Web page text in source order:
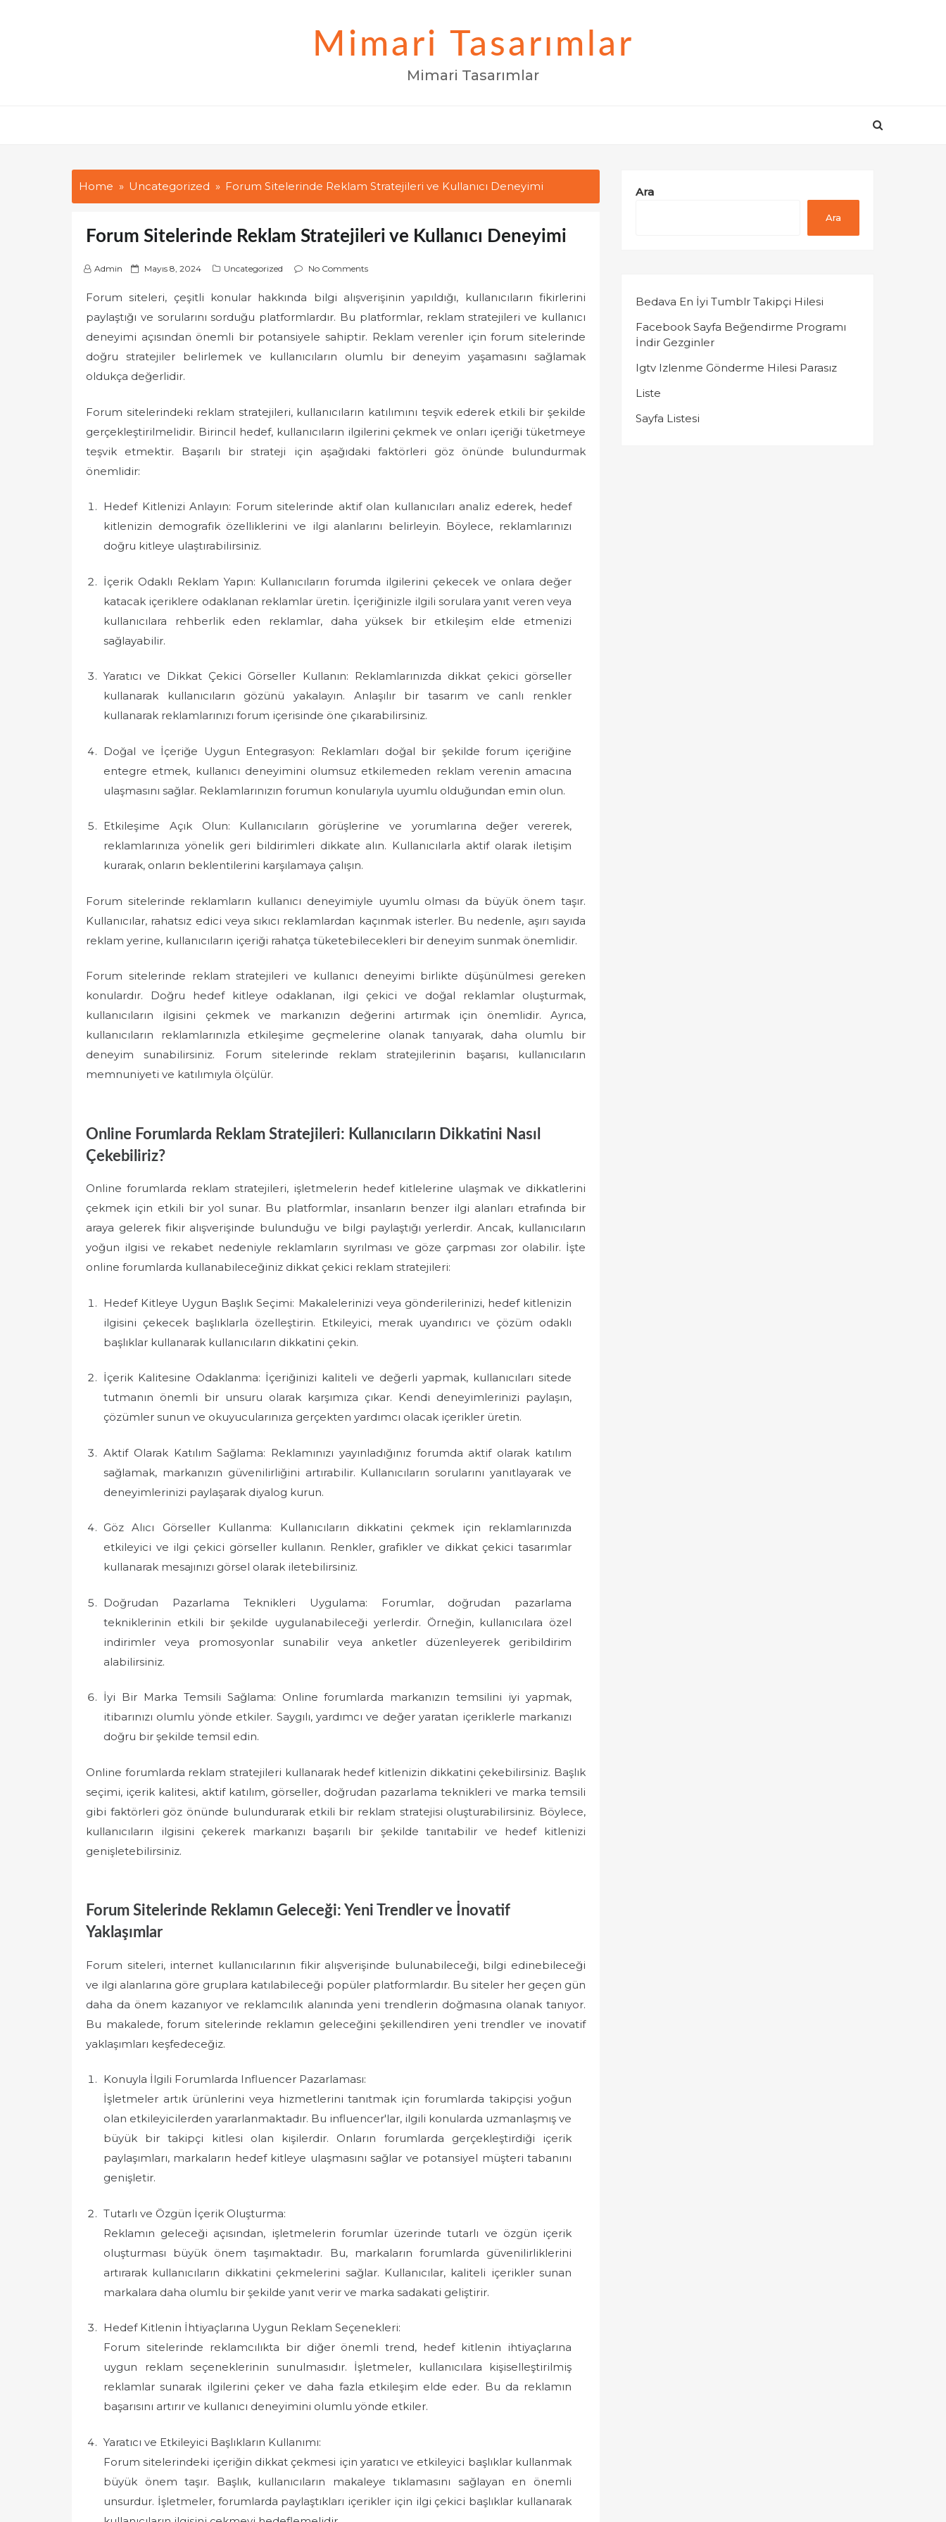
Mimari Tasarımlar
Mimari Tasarımlar
Home Uncategorized Forum Sitelerinde Reklam Stratejileri ve Kullanıcı Deneyimi
Forum Sitelerinde Reklam Stratejileri ve Kullanıcı Deneyimi
Admin
P
s
t
o
n
Mayıs 8, 2024 Uncategorized No Comments
Forum siteleri, çeşitli konular hakkında bilgi alışverişinin yapıldığı, kullanıcıların fikirlerini
paylaştığı ve sorularını sorduğu platformlardır. Bu platformlar, reklam stratejileri ve kullanıcı
deneyimi açısından önemli bir potansiyele sahiptir. Reklam verenler için forum sitelerinde
doğru stratejiler belirlemek ve kullanıcıların olumlu bir deneyim yaşamasını sağlamak
oldukça değerlidir.
Forum sitelerindeki reklam stratejileri, kullanıcıların katılımını teşvik ederek etkili bir şekilde
gerçekleştirilmelidir. Birincil hedef, kullanıcıların ilgilerini çekmek ve onları içeriği tüketmeye
teşvik etmektir. Başarılı bir strateji için aşağıdaki faktörleri göz önünde bulundurmak
önemlidir:
Hedef Kitlenizi Anlayın: Forum sitelerinde aktif olan kullanıcıları analiz ederek, hedef
kitlenizin demografik özelliklerini ve ilgi alanlarını belirleyin. Böylece, reklamlarınızı
doğru kitleye ulaştırabilirsiniz.
İçerik Odaklı Reklam Yapın: Kullanıcıların forumda ilgilerini çekecek ve onlara değer
katacak içeriklere odaklanan reklamlar üretin. İçeriğinizle ilgili sorulara yanıt veren veya
kullanıcılara rehberlik eden reklamlar, daha yüksek bir etkileşim elde etmenizi
sağlayabilir.
Yaratıcı ve Dikkat Çekici Görseller Kullanın: Reklamlarınızda dikkat çekici görseller
kullanarak kullanıcıların gözünü yakalayın. Anlaşılır bir tasarım ve canlı renkler
kullanarak reklamlarınızı forum içerisinde öne çıkarabilirsiniz.
Doğal ve İçeriğe Uygun Entegrasyon: Reklamları doğal bir şekilde forum içeriğine
entegre etmek, kullanıcı deneyimini olumsuz etkilemeden reklam verenin amacına
ulaşmasını sağlar. Reklamlarınızın forumun konularıyla uyumlu olduğundan emin olun.
Etkileşime Açık Olun: Kullanıcıların görüşlerine ve yorumlarına değer vererek,
reklamlarınıza yönelik geri bildirimleri dikkate alın. Kullanıcılarla aktif olarak iletişim
kurarak, onların beklentilerini karşılamaya çalışın.
Forum sitelerinde reklamların kullanıcı deneyimiyle uyumlu olması da büyük önem taşır.
Kullanıcılar, rahatsız edici veya sıkıcı reklamlardan kaçınmak isterler. Bu nedenle, aşırı sayıda
reklam yerine, kullanıcıların içeriği rahatça tüketebilecekleri bir deneyim sunmak önemlidir.
Forum sitelerinde reklam stratejileri ve kullanıcı deneyimi birlikte düşünülmesi gereken
konulardır. Doğru hedef kitleye odaklanan, ilgi çekici ve doğal reklamlar oluşturmak,
kullanıcıların ilgisini çekmek ve markanızın değerini artırmak için önemlidir. Ayrıca,
kullanıcıların reklamlarınızla etkileşime geçmelerine olanak tanıyarak, daha olumlu bir
deneyim sunabilirsiniz. Forum sitelerinde reklam stratejilerinin başarısı, kullanıcıların
memnuniyeti ve katılımıyla ölçülür.
Online Forumlarda Reklam Stratejileri: Kullanıcıların Dikkatini Nasıl
Çekebiliriz?
Online forumlarda reklam stratejileri, işletmelerin hedef kitlelerine ulaşmak ve dikkatlerini
çekmek için etkili bir yol sunar. Bu platformlar, insanların benzer ilgi alanları etrafında bir
araya gelerek fikir alışverişinde bulunduğu ve bilgi paylaştığı yerlerdir. Ancak, kullanıcıların
yoğun ilgisi ve rekabet nedeniyle reklamların sıyrılması ve göze çarpması zor olabilir. İşte
online forumlarda kullanabileceğiniz dikkat çekici reklam stratejileri:
Hedef Kitleye Uygun Başlık Seçimi: Makalelerinizi veya gönderilerinizi, hedef kitlenizin
ilgisini çekecek başlıklarla özelleştirin. Etkileyici, merak uyandırıcı ve çözüm odaklı
başlıklar kullanarak kullanıcıların dikkatini çekin.
İçerik Kalitesine Odaklanma: İçeriğinizi kaliteli ve değerli yapmak, kullanıcıları sitede
tutmanın önemli bir unsuru olarak karşımıza çıkar. Kendi deneyimlerinizi paylaşın,
çözümler sunun ve okuyucularınıza gerçekten yardımcı olacak içerikler üretin.
Aktif Olarak Katılım Sağlama: Reklamınızı yayınladığınız forumda aktif olarak katılım
sağlamak, markanızın güvenilirliğini artırabilir. Kullanıcıların sorularını yanıtlayarak ve
deneyimlerinizi paylaşarak diyalog kurun.
Göz Alıcı Görseller Kullanma: Kullanıcıların dikkatini çekmek için reklamlarınızda
etkileyici ve ilgi çekici görseller kullanın. Renkler, grafikler ve dikkat çekici tasarımlar
kullanarak mesajınızı görsel olarak iletebilirsiniz.
Doğrudan Pazarlama Teknikleri Uygulama: Forumlar, doğrudan pazarlama
tekniklerinin etkili bir şekilde uygulanabileceği yerlerdir. Örneğin, kullanıcılara özel
indirimler veya promosyonlar sunabilir veya anketler düzenleyerek geribildirim
alabilirsiniz.
İyi Bir Marka Temsili Sağlama: Online forumlarda markanızın temsilini iyi yapmak,
itibarınızı olumlu yönde etkiler. Saygılı, yardımcı ve değer yaratan içeriklerle markanızı
doğru bir şekilde temsil edin.
Online forumlarda reklam stratejileri kullanarak hedef kitlenizin dikkatini çekebilirsiniz. Başlık
seçimi, içerik kalitesi, aktif katılım, görseller, doğrudan pazarlama teknikleri ve marka temsili
gibi faktörleri göz önünde bulundurarak etkili bir reklam stratejisi oluşturabilirsiniz. Böylece,
kullanıcıların ilgisini çekerek markanızı başarılı bir şekilde tanıtabilir ve hedef kitlenizi
genişletebilirsiniz.
Forum Sitelerinde Reklamın Geleceği: Yeni Trendler ve İnovatif
Yaklaşımlar
Forum siteleri, internet kullanıcılarının fikir alışverişinde bulunabileceği, bilgi edinebileceği
ve ilgi alanlarına göre gruplara katılabileceği popüler platformlardır. Bu siteler her geçen gün
daha da önem kazanıyor ve reklamcılık alanında yeni trendlerin doğmasına olanak tanıyor.
Bu makalede, forum sitelerinde reklamın geleceğini şekillendiren yeni trendler ve inovatif
yaklaşımları keşfedeceğiz.
Konuyla İlgili Forumlarda Influencer Pazarlaması:
İşletmeler artık ürünlerini veya hizmetlerini tanıtmak için forumlarda takipçisi yoğun
olan etkileyicilerden yararlanmaktadır. Bu influencer'lar, ilgili konularda uzmanlaşmış ve
büyük bir takipçi kitlesi olan kişilerdir. Onların forumlarda gerçekleştirdiği içerik
paylaşımları, markaların hedef kitleye ulaşmasını sağlar ve potansiyel müşteri tabanını
genişletir.
Tutarlı ve Özgün İçerik Oluşturma:
Reklamın geleceği açısından, işletmelerin forumlar üzerinde tutarlı ve özgün içerik
oluşturması büyük önem taşımaktadır. Bu, markaların forumlarda güvenilirliklerini
artırarak kullanıcıların dikkatini çekmelerini sağlar. Kullanıcılar, kaliteli içerikler sunan
markalara daha olumlu bir şekilde yanıt verir ve marka sadakati geliştirir.
Hedef Kitlenin İhtiyaçlarına Uygun Reklam Seçenekleri:
Forum sitelerinde reklamcılıkta bir diğer önemli trend, hedef kitlenin ihtiyaçlarına
uygun reklam seçeneklerinin sunulmasıdır. İşletmeler, kullanıcılara kişiselleştirilmiş
reklamlar sunarak ilgilerini çeker ve daha fazla etkileşim elde eder. Bu da reklamın
başarısını artırır ve kullanıcı deneyimini olumlu yönde etkiler.
Yaratıcı ve Etkileyici Başlıkların Kullanımı:
Forum sitelerindeki içeriğin dikkat çekmesi için yaratıcı ve etkileyici başlıklar kullanmak
büyük önem taşır. Başlık, kullanıcıların makaleye tıklamasını sağlayan en önemli
unsurdur. İşletmeler, forumlarda paylaştıkları içerikler için ilgi çekici başlıklar kullanarak
Ara
Ara
Bedava En İyi Tumblr Takipçi Hilesi
Facebook Sayfa Beğendirme Programı
İndir Gezginler
Igtv Izlenme Gönderme Hilesi Parasız
Liste
Sayfa Listesi